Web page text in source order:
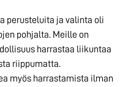
perusteluita ja valinta oli
pohjalta. Meille on
harrastaa liikuntaa
riippumatta.
myös harrastamista ilman